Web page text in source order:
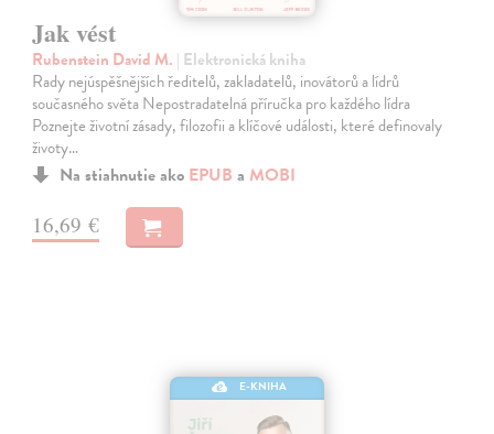
Jak vést
Rubenstein David M. | Elektronická kniha
Rady nejúspěšnějších ředitelů, zakladatelů, inovátorů a lídrů
současného světa Nepostradatelná příručka pro každého lídra
Poznejte životní zásady, filozofii a klíčové události, které definovaly
životy…
Na stiahnutie ako EPUB a MOBI
16,69 €
E-KNIHA